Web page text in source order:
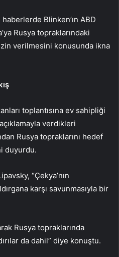
Blinken’ın ABD
Rusya topraklarındaki
verilmesini konusunda ikna
toplantısına ev sahipliği
verdikleri
Rusya topraklarını hedef
duyurdu.
“Çekya’nın
karşı savunmasıyla bir
Rusya topraklarında
da dahil” diye konuştu.